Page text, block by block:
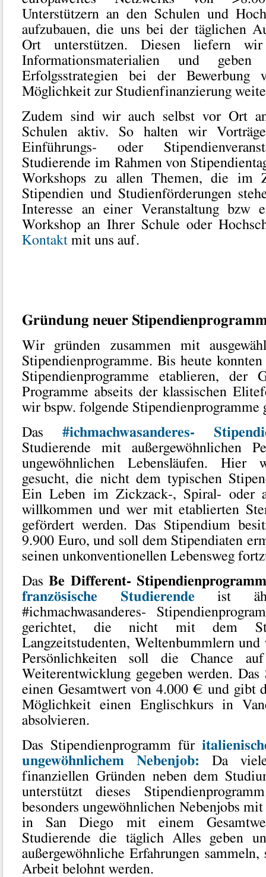
Unterstützern an den Schulen und
aufzubauen, die uns bei der täglichen
Ort unterstützen. Diesen liefern wir
Informationsmaterialien und geben
Erfolgsstrategien bei der Bewerbung
Möglichkeit zur Studienfinanzierung
Zudem sind wir auch selbst vor Ort
Schulen aktiv. So halten wir
Einführungs- oder
Studierende im Rahmen von
Workshops zu allen Themen, die im
Stipendien und Studienförderungen
Interesse an einer Veranstaltung bzw
Workshop an Ihrer Schule oder
Kontakt mit uns auf.
Gründung neuer
Wir gründen zusammen mit
Stipendienprogramme. Bis heute
Stipendienprogramme etablieren, der
Programme abseits der klassischen
wir bspw. folgende Stipendienprogramme
Das#ichmachwasanderes-
Studierende mit außergewöhnlichen
ungewöhnlichen Lebensläufen. Hier
gesucht, die nicht dem typischen
Ein Leben im Zickzack-, Spiral- oder
willkommen und wer mit etablierten
gefördert werden. Das Stipendium
9.900 Euro, und soll dem Stipendiaten
seinen unkonventionellen Lebensweg
DasBe Different- Stipendienprogramm
französische Studierende ist
#ichmachwasanderes-
gerichtet, die nicht mit dem
Langzeitstudenten, Weltenbummlern und
Persönlichkeiten soll die Chance
Weiterentwicklung gegeben werden.
einen Gesamtwert von 4.000 € und gibt
Möglichkeit einen Englischkurs in
absolvieren.
Das Stipendienprogramm für
ungewöhnlichem Nebenjob: Da
finanziellen Gründen neben dem
unterstützt dieses
besonders ungewöhnlichen Nebenjobs
in San Diego mit einem
Studierende die täglich Alles geben
außergewöhnliche Erfahrungen
Arbeit belohnt werden.